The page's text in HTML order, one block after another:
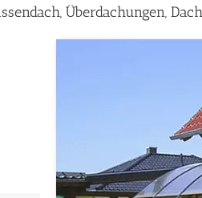
Überdachungen,